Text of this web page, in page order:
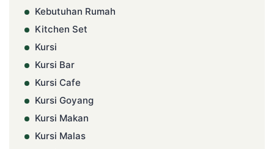
Kebutuhan Rumah
Kitchen Set
Kursi
Kursi Bar
Kursi Cafe
Kursi Goyang
Kursi Makan
Kursi Malas